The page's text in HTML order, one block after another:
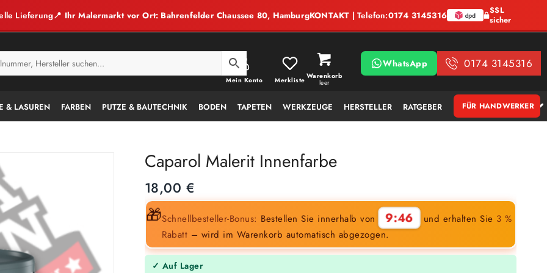
Lieferung📍 Ihr Malermarkt vor Ort: Bahrenfelder Chaussee 80, HamburgKONTAKT | Telefon:0174 3145316
SSL
sicher
Warenkorb
leer
Mein Konto Merkliste
WhatsApp 0174 3145316
& LASUREN FARBEN PUTZE & BAUTECHNIK BODEN TAPETEN WERKZEUGE HERSTELLER RATGEBER FÜR HANDWERKER
Caparol Malerit Innenfarbe
18,00 €
🎁Schnellbesteller-Bonus: Bestellen Sie innerhalb von 9:45 und erhalten Sie 3 %
Rabatt – wird im Warenkorb automatisch abgezogen.
✓ Auf Lager